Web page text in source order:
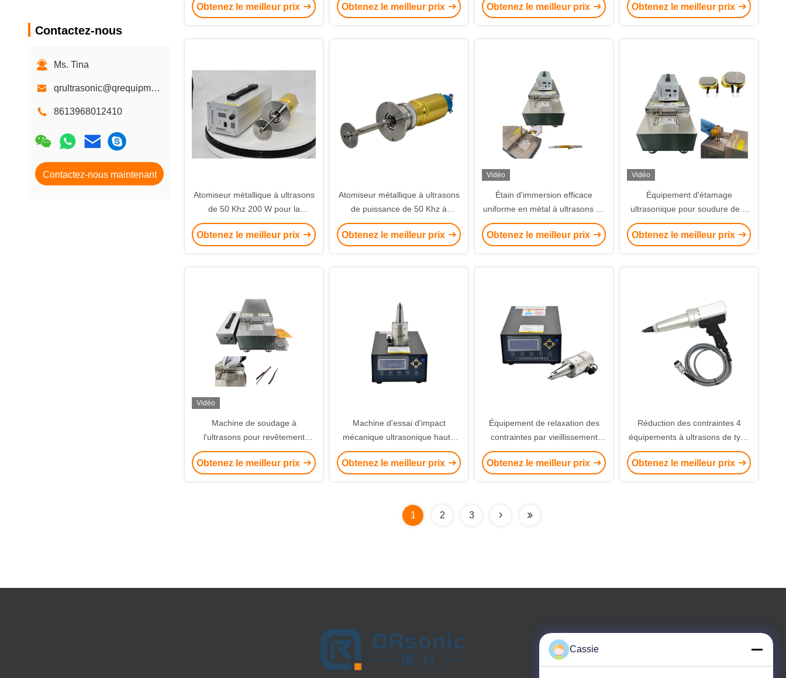
transducteur piézoélectrique
Oscillateur ultrasonique
générateur d'onde
ultrasonique
Machine de soudure
ultrasonique de harnais de fil
Machine de soudure
ultrasonique en métal
Contactez-nous
Ms. Tina
qrultrasonic@qrequipment.com
8613968012410
Contactez-nous maintenant
mm/min et une puissance de
Obtenez le meilleur prix
ultrasonore avec un pistolet à
Obtenez le meilleur prix Obtenez le meilleur prix
amplitude de sortie de 30 à 100
Obtenez le meilleur prix
Atomiseur métallique à ultrasons
de 50 Khz 200 W pour la
fabrication de poudre métallique
avec une plage de température
Obtenez le meilleur prix
Atomiseur métallique à ultrasons
de puissance de 50 Khz à
fréquence de 200 W pour
l'atomisation de poudre
Obtenez le meilleur prix
Vidéo
Étain d'immersion efficace
uniforme en métal à ultrasons en
cuivre en tôle enduit
Obtenez le meilleur prix
Vidéo
Équipement d'étamage
ultrasonique pour soudure de fil
émaillé 20K
Obtenez le meilleur prix
Vidéo
Machine de soudage à
l'ultrasons pour revêtement
d'étain de fil de cuivre d'argent
Obtenez le meilleur prix
Machine d'essai d'impact
mécanique ultrasonique haute
puissance 1500w
Obtenez le meilleur prix
Équipement de relaxation des
contraintes par vieillissement
ultrasonique de 20 kHz 15000w,
type cylindre à impact
Obtenez le meilleur prix
Réduction des contraintes 4
équipements à ultrasons de type
broche pour les trous internes de
divers composants métalliques
Obtenez le meilleur prix
1 2 3
Cassie